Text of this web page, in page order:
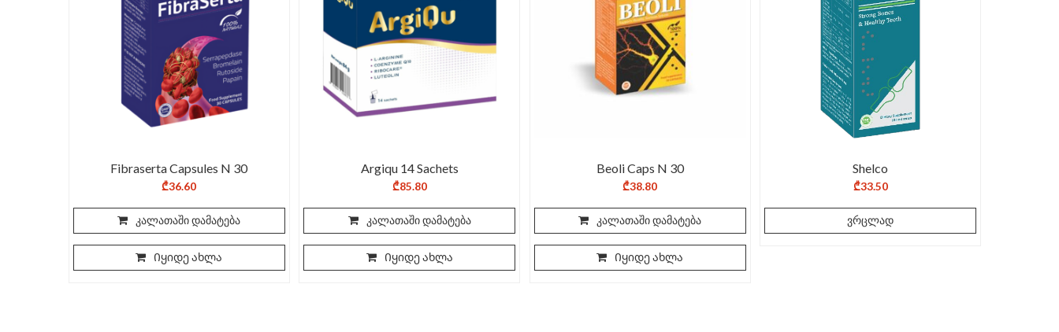
Fibraserta Capsules N 30
₾36.60
კალათაში დამატება
Იყიდე ახლა
Argiqu 14 Sachets
₾85.80
კალათაში დამატება
Იყიდე ახლა
Beoli Caps N 30
₾38.80
კალათაში დამატება
Იყიდე ახლა
Shelco
₾33.50
ვრცლად